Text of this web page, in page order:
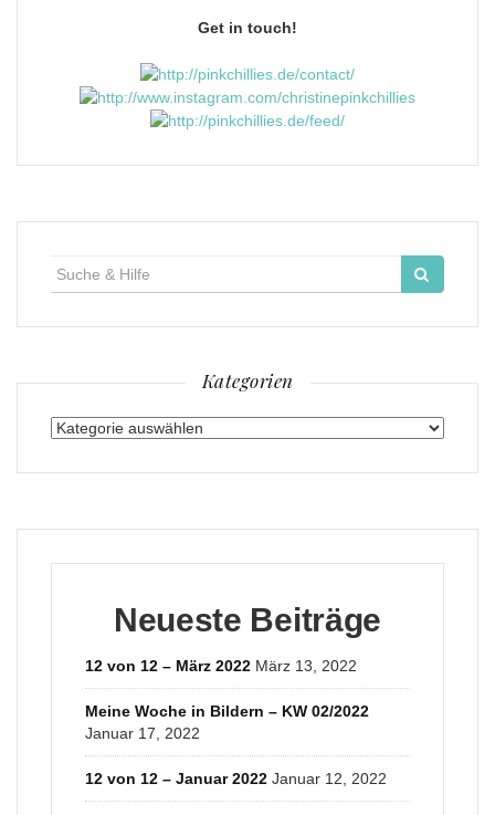
Get in touch!
Kategorien
Kategorien
Neueste Beiträge
12 von 12 – März 2022 März 13, 2022
Meine Woche in Bildern – KW 02/2022
Januar 17, 2022
12 von 12 – Januar 2022 Januar 12, 2022